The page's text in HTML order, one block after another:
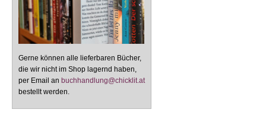
Gerne können alle lieferbaren Bücher,
die wir nicht im Shop lagernd haben,
per Email an buchhandlung@chicklit.at
bestellt werden.